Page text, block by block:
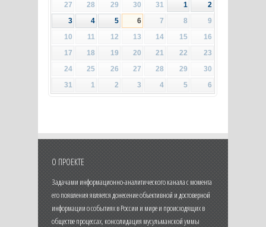
27 28 29 30 31 1
2
3
4 5 6 7 8
9
10
11 12 13 14 15
16
17
18 19 20 21 22
23
24
25 26 27 28 29
30
31
1 2 3 4 5 6
О ПРОЕКТЕ
Задачами информационно-аналитического канала с момента
его появления является донесение объективной и достоверной
информации о событиях в России и мире и происходящих в
обществе процессах, консолидация мусульманской уммы